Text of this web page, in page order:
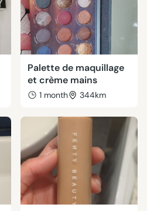
Palette de maquillage
et crème mains
1 month 344km